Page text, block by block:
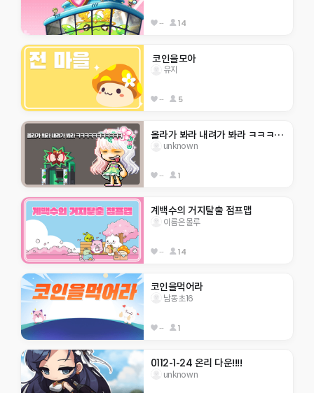
-- 14
코인을모아
유지
-- 5
올라가 봐라 내려가 봐라 ㅋㅋㅋㅋㅋㅋㅋㅋㅋㅋㅋ
unknown
-- 1
계백수의 거지탈출 점프맵
이름은몰루
-- 14
코인을먹어라
남동초16
-- 1
0112-1-24 온리 다운!!!!
unknown